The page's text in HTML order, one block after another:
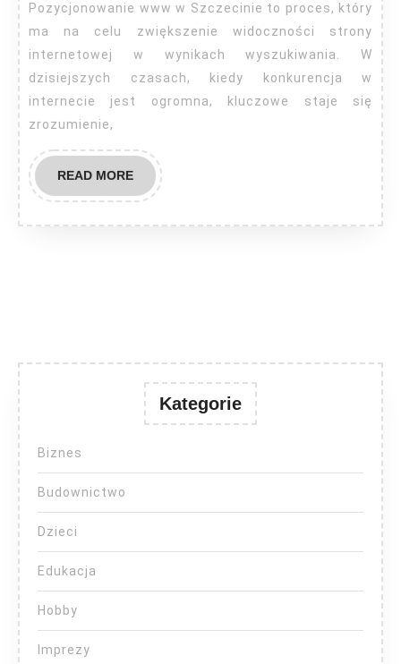
Pozycjonowanie www w Szczecinie to proces, który
ma na celu zwiększenie widoczności strony
internetowej w wynikach wyszukiwania. W
dzisiejszych czasach, kiedy konkurencja w
internecie jest ogromna, kluczowe staje się
zrozumienie,
READ MOREREAD
MORE
Kategorie
Biznes
Budownictwo
Dzieci
Edukacja
Hobby
Imprezy